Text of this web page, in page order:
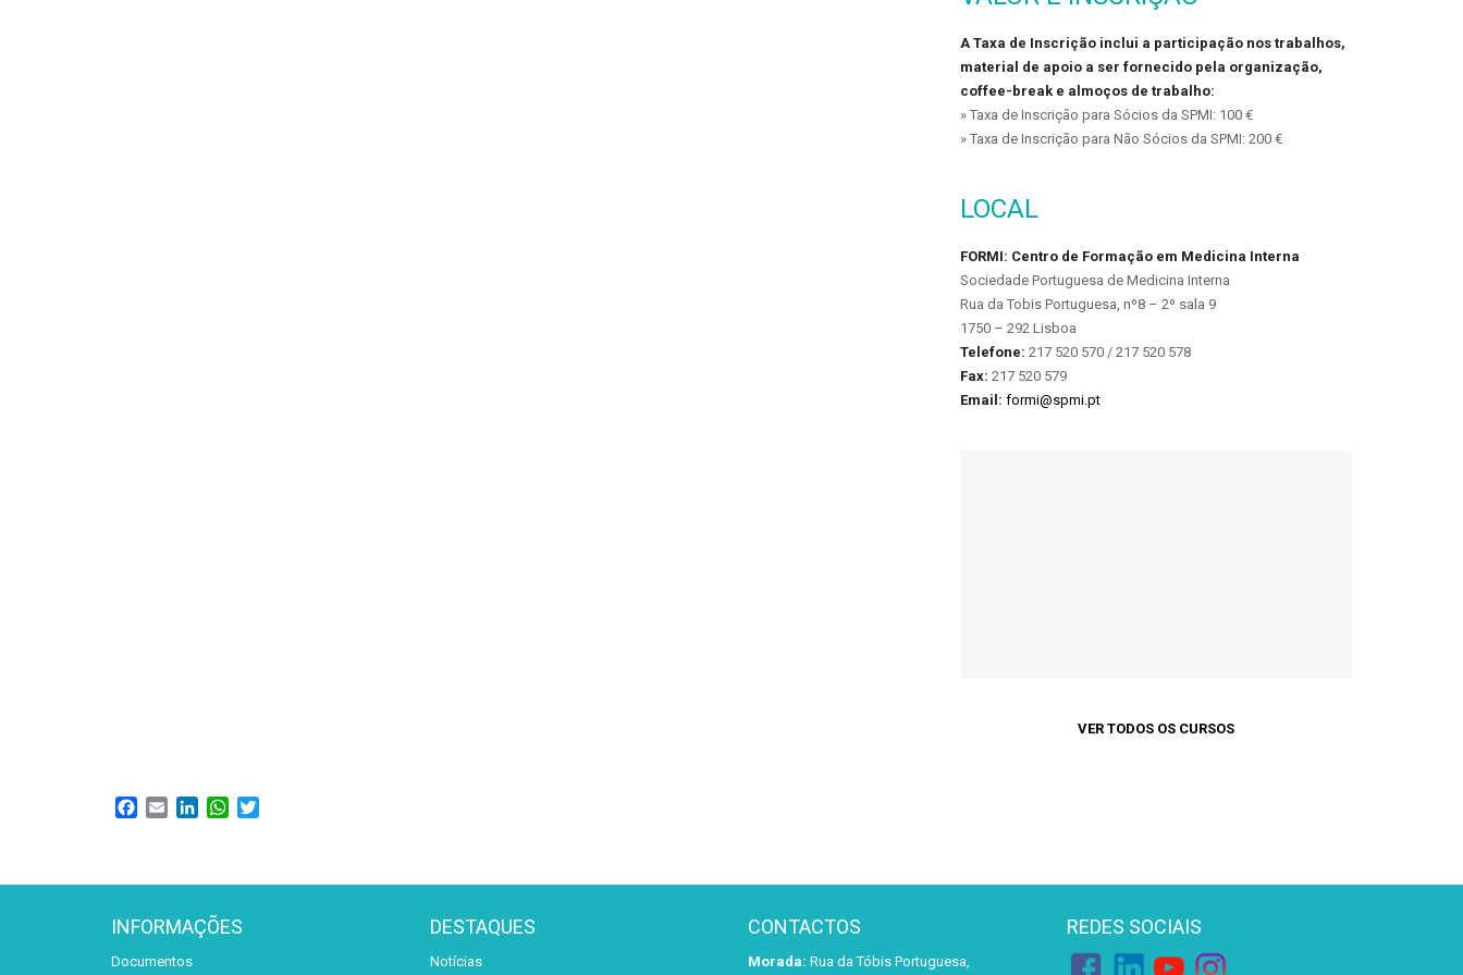
A Taxa de Inscrição inclui a participação nos trabalhos,
material de apoio a ser fornecido pela organização,
coffee-break e almoços de trabalho:
» Taxa de Inscrição para Sócios da SPMI: 100 €
» Taxa de Inscrição para Não Sócios da SPMI: 200 €
LOCAL
FORMI: Centro de Formação em Medicina Interna
Sociedade Portuguesa de Medicina Interna
Rua da Tobis Portuguesa, nº8 – 2º sala 9
1750 – 292 Lisboa
Telefone: 217 520 570 / 217 520 578
Fax: 217 520 579
Email: formi@spmi.pt
VER TODOS OS CURSOS
Facebook
Email LinkedInWhatsApp
INFORMAÇÕES
Documentos
DESTAQUES
Notícias
CONTACTOS
Morada: Rua da Tóbis Portuguesa,
REDES SOCIAIS